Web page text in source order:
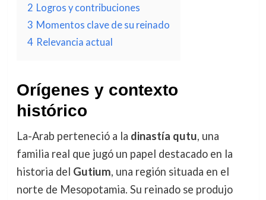
2 Logros y contribuciones
3 Momentos clave de su reinado
4 Relevancia actual
Orígenes y contexto
histórico
La-Arab perteneció a la dinastía qutu, una
familia real que jugó un papel destacado en la
historia del Gutium, una región situada en el
norte de Mesopotamia. Su reinado se produjo